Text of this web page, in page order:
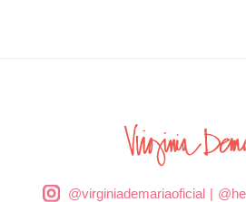
@virginiademariaoficial|